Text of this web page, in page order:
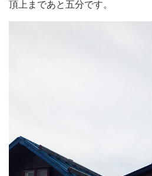
頂上まであと五分です。